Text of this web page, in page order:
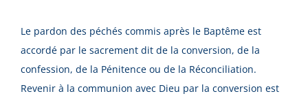
Le pardon des péchés commis après le Baptême est
accordé par le sacrement dit de la conversion, de la
confession, de la Pénitence ou de la Réconciliation.
Revenir à la communion avec Dieu par la conversion est